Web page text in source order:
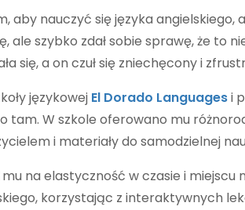
aby nauczyć się języka angielskiego,
ale szybko zdał sobie sprawę, że to
się, a on czuł się zniechęcony i
językowej El Dorado Languagesi
tam. W szkole oferowano mu
i materiały do samodzielnej
na elastyczność w czasie i miejscu
korzystając z interaktywnych